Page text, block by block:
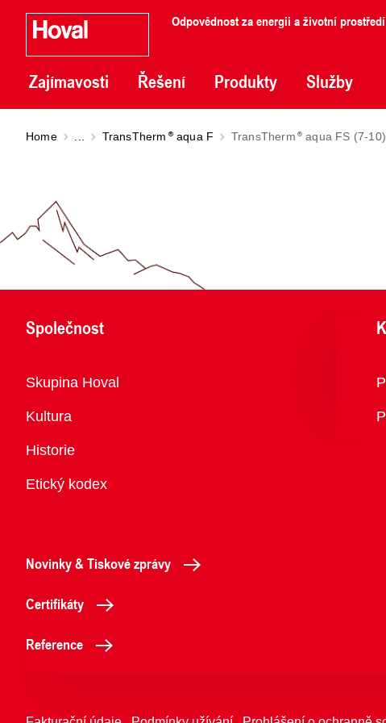
Odpovědnost za energii a životní prostředí
Zajímavosti Řešení Produkty Služby
Home TransTherm aqua F TransTherm aqua FS (7-
Společnost
Přehled
Skupina Hoval
Kultura
Historie
Etický kodex
Novinky & Tiskové zprávy
Certifikáty
Reference